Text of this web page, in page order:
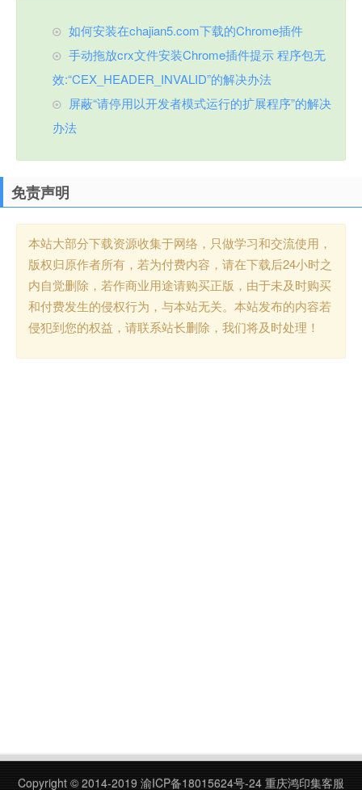
如何安装在chajian5.com下载的Chrome插件
手动拖放crx文件安装Chrome插件提示 程序包无
效:“CEX_HEADER_INVALID”的解决办法
屏蔽“请停用以开发者模式运行的扩展程序”的解决
办法
免责声明
本站大部分下载资源收集于网络，只做学习和交流使用，
版权归原作者所有，若为付费内容，请在下载后24小时之
内自觉删除，若作商业用途请购买正版，由于未及时购买
和付费发生的侵权行为，与本站无关。本站发布的内容若
侵犯到您的权益，请联系站长删除，我们将及时处理！
Copyright © 2014-2019 渝ICP备18015624号-24 重庆鸿印集客服